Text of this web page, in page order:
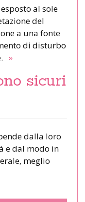
al sole
del
a una fonte
di disturbo
»
sicuri
dalla loro
e dal modo in
meglio